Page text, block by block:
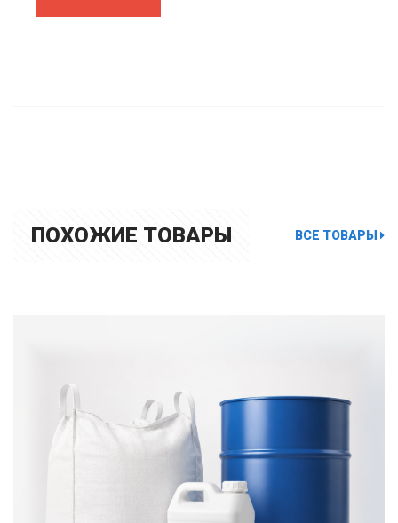
ПОХОЖИЕ ТОВАРЫ ВСЕ ТОВАРЫ